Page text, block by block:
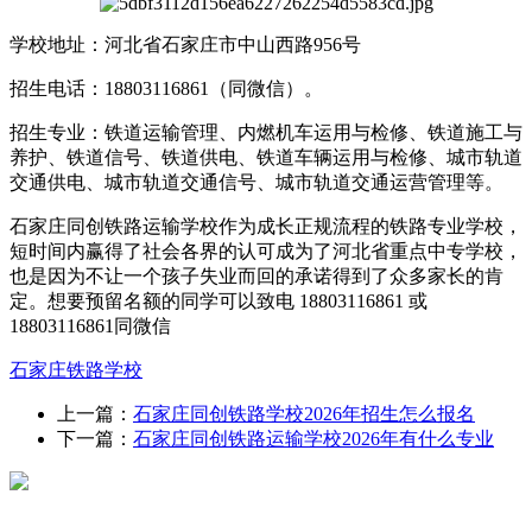
学校地址：河北省石家庄市中山西路956号
招生电话：18803116861（同微信）。
招生专业：铁道运输管理、内燃机车运用与检修、铁道施工与
养护、铁道信号、铁道供电、铁道车辆运用与检修、城市轨道
交通供电、城市轨道交通信号、城市轨道交通运营管理等。
石家庄同创铁路运输学校作为成长正规流程的铁路专业学校，
短时间内赢得了社会各界的认可成为了河北省重点中专学校，
也是因为不让一个孩子失业而回的承诺得到了众多家长的肯
定。想要预留名额的同学可以致电 18803116861 或
18803116861同微信
石家庄铁路学校
上一篇： 石家庄同创铁路学校2026年招生怎么报名
下一篇： 石家庄同创铁路运输学校2026年有什么专业